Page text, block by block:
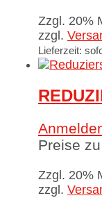
Zzgl. 20%
zzgl.
Lieferzeit:
Preise
Zzgl. 20%
zzgl.